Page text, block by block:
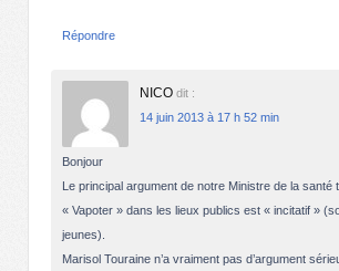
Répondre
NICO dit :
14 juin 2013 à 17 h 52 min
Bonjour
Le principal argument de notre Ministre de la santé
« Vapoter » dans les lieux publics est « incitatif »
jeunes).
Marisol Touraine n’a vraiment pas d’argument